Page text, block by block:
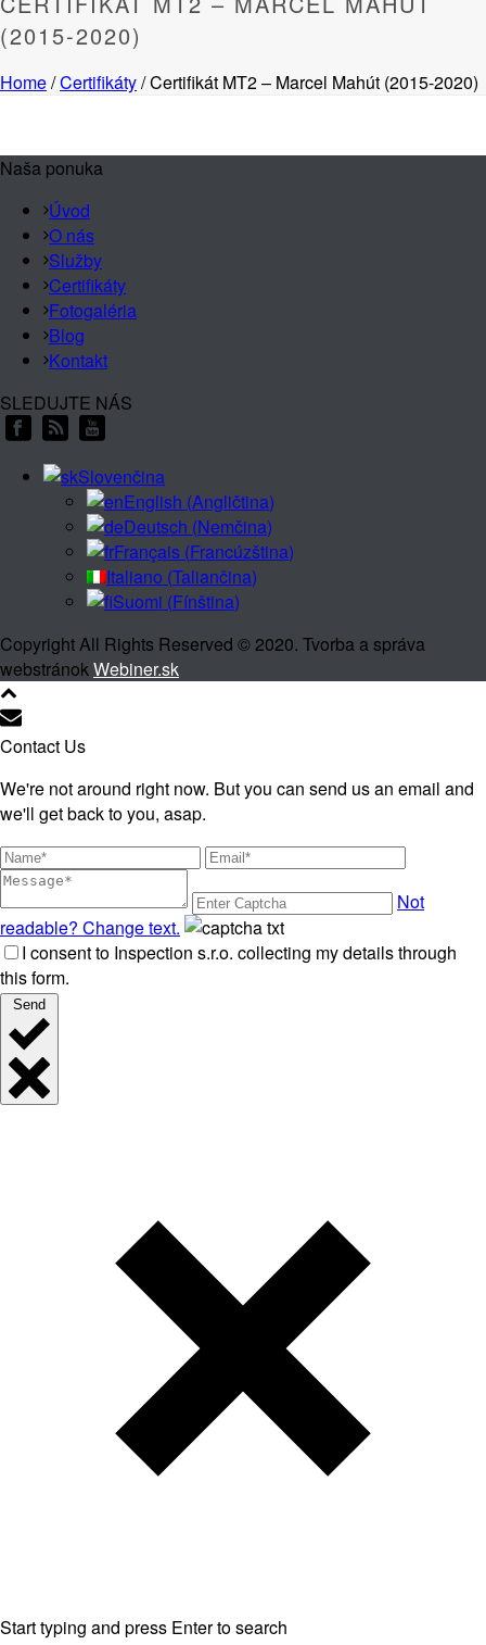
(2015-2020)
Home/Certifikáty/ Certifikát MT2 – Marcel Mahút (2015-2020)
Naša ponuka
Úvod
O nás
Služby
Certifikáty
Fotogaléria
Blog
Kontakt
SLEDUJTE NÁS
Slovenčina
English (Angličtina)
Deutsch (Nemčina)
Français (Francúzština)
Italiano (Taliančina)
Suomi (Fínština)
Copyright All Rights Reserved © 2020. Tvorba a správa
webstránokWebiner.sk
Contact Us
We're not around right now. But you can send us an email and
we'll get back to you, asap.
Not
readable? Change text.
I consent to Inspection s.r.o. collecting my details through
this form.
Send
Start typing and press Enter to search